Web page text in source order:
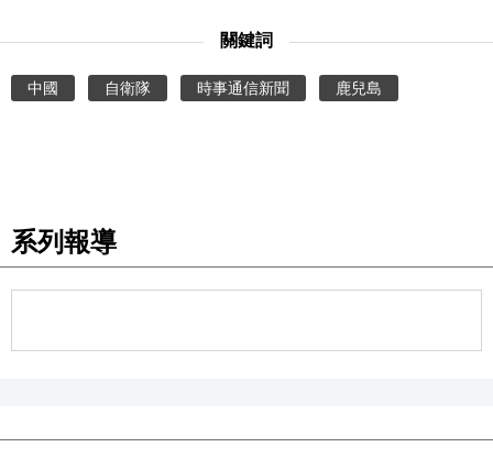
工作勞動
語言
關鍵詞
中國 自衛隊 時事通信新聞 鹿兒島
系列報導